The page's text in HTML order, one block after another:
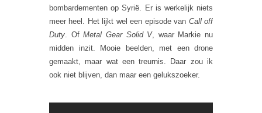
bombardementen op Syrië. Er is werkelijk niets
meer heel. Het lijkt wel een episode van Call off
Duty. OfMetal Gear Solid V, waar Markie nu
midden inzit. Mooie beelden, met een drone
gemaakt, maar wat een treurnis. Daar zou ik
ook niet blijven, dan maar een gelukszoeker.